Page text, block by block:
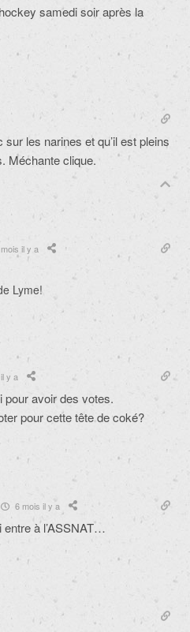
samedi soir après la
les narines et qu’il est pleins
Méchante clique.
il y a
Lyme!
y a
pour avoir des votes.
pour cette tête de coké?
6 mois il y a
à l’ASSNAT…